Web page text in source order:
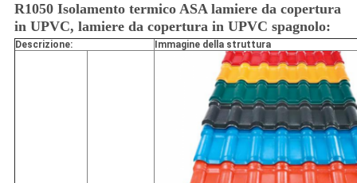
R1050 Isolamento termico ASA lamiere da copertura
in UPVC, lamiere da copertura in UPVC spagnolo:
Descrizione: Immagine della struttura